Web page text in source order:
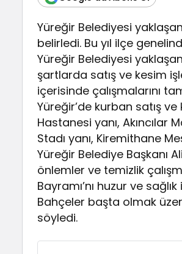
Yüreğir Belediyesi
belirledi. Bu yıl ilçe
Yüreğir Belediyesi
şartlarda satış ve kesim
içerisinde çalışmalarını
Yüreğir’de kurban satış
Hastanesi yanı, Akıncılar
Stadı yanı, Kiremithane
Yüreğir Belediye Başkanı
önlemler ve temizlik
Bayramı’nı huzur ve
Bahçeler başta olmak
söyledi.